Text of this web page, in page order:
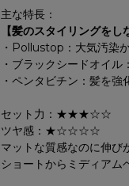
主な特長：
【髪のスタイリングをし
・Pollustop：大気汚染
・ブラックシードオイル
・ペンタビチン：髪を
セット力：★★★☆☆
ツヤ感：★☆☆☆☆
マットな質感なのに伸び
ショートからミディアム